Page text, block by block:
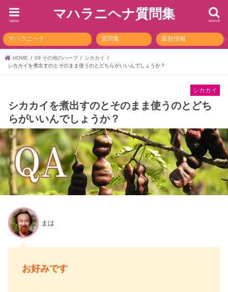
マハラニヘナ質問集 search
menu
マハラニヘナ 質問集 最新情報
HOME 09 その他のハーブ
シカカイ
シカカイを煮出すのとそのまま使うのとどちらがいいんでしょうか？
シカカイ
シカカイを煮出すのとそのまま使うのとどち
らがいいんでしょうか？
まは
お好みです